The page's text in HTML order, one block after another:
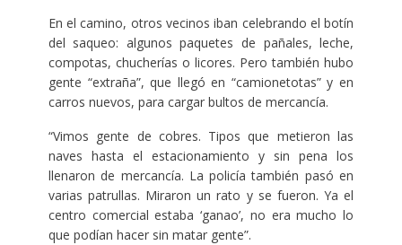
En el camino, otros vecinos iban celebrando el botín
del saqueo: algunos paquetes de pañales, leche,
compotas, chucherías o licores. Pero también hubo
gente “extraña”, que llegó en “camionetotas” y en
carros nuevos, para cargar bultos de mercancía.
“Vimos gente de cobres. Tipos que metieron las
naves hasta el estacionamiento y sin pena los
llenaron de mercancía. La policía también pasó en
varias patrullas. Miraron un rato y se fueron. Ya el
centro comercial estaba ‘ganao’, no era mucho lo
que podían hacer sin matar gente”.